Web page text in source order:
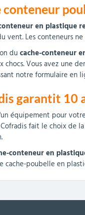
conteneur
en plastique
vent. Les conteneurs
du cache-conteneur
chocs. Vous avez une
notre formulaire en
garantit 10
équipement pour
fait le choix de
conteneur en
cache-poubelle en